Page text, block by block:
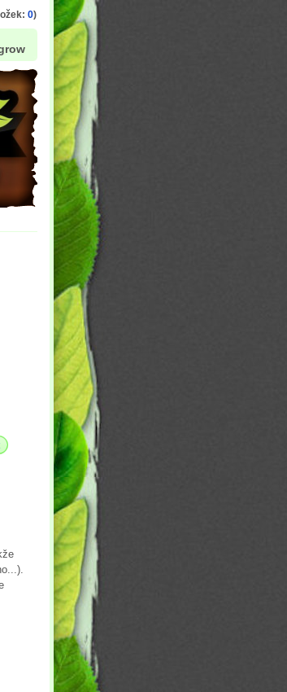
0)